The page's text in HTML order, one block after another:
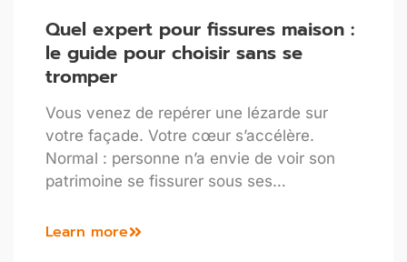
Quel expert pour fissures maison :
le guide pour choisir sans se
tromper
Vous venez de repérer une lézarde sur
votre façade. Votre cœur s’accélère.
Normal : personne n’a envie de voir son
patrimoine se fissurer sous ses…
Learn more